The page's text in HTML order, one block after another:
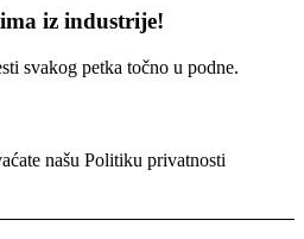
iz industrije!
svakog petka točno u podne.
našu Politiku privatnosti